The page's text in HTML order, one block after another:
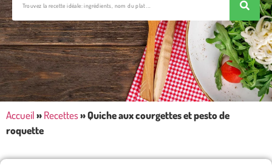
Accueil»Recettes»Quiche aux courgettes et pesto de
roquette